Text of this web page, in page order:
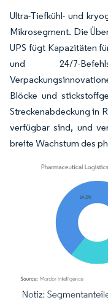
Ultra-Tiefkühl- und
Mikrosegment. Die
UPS fügt Kapazitäten
und 24/7-
Blöcke und
Streckenabdeckung in
verfügbar sind, und
breite Wachstum des